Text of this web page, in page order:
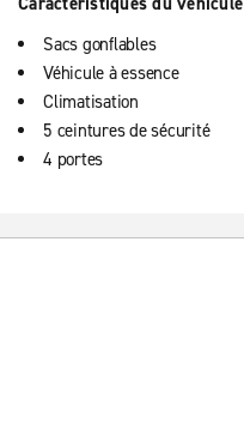
Sacs gonflables
Véhicule à essence
Climatisation
5 ceintures de sécurité
4 portes